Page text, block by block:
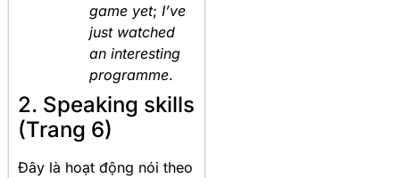
game yet; I’ve
just watched
an interesting
programme.
2. Speaking skills
(Trang 6)
Đây là hoạt động nói theo